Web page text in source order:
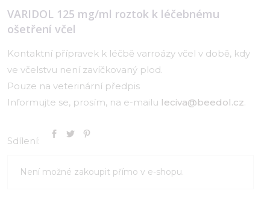
VARIDOL 125 mg/ml roztok k léčebnému
ošetření včel
Kontaktní přípravek k léčbě varroázy včel v době, kdy
ve včelstvu není zavíčkovaný plod.
Pouze na veterinární předpis
Informujte se, prosím, na e-mailu leciva@beedol.cz.
Sdílení:
Není možné zakoupit přímo v e-shopu.